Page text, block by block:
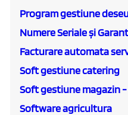
Program gestiune
Numere Seriale și
Facturare automata
Soft gestiune catering
Soft gestiune magazin
Software agricultura